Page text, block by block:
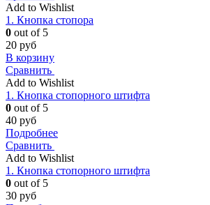
Add to Wishlist
1. Кнопка стопора
0 out of 5
20 руб
В корзину
Сравнить
Add to Wishlist
1. Кнопка стопорного штифта
0 out of 5
40 руб
Подробнее
Сравнить
Add to Wishlist
1. Кнопка стопорного штифта
0 out of 5
30 руб